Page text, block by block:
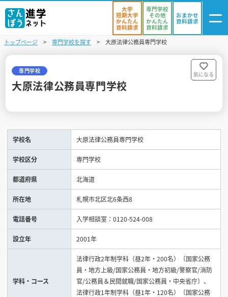
資料リスト
進学イベント
入試・受験入門
お役立ち情報
見学会WEB手引書
校内オンラインガイダンス
アンケートフォーム（学校用）
大学
短期大学
かんたん
資料請求
専門学校
その他
かんたん
資料請求
おまかせ
資料請求
トップページ 専門学校を探す 大原法律公務員専門学校
専門学校
大原法律公務員専門学校
気になる
学校名 大原法律公務員専門学校
学校区分 専門学校
都道府県 北海道
所在地 札幌市北区北6条西8
電話番号 入学相談室：0120-524-008
設立年 2001年
学科・コース
法律行政2年制学科（昼2年・200名）〔国家公務
員・地方上級/国家公務員・地方初級/警察官/消防
官/公務員＆民間就職/国家公務員・中央省庁〕、
法律行政1年制学科（昼1年・120名）〔国家公務